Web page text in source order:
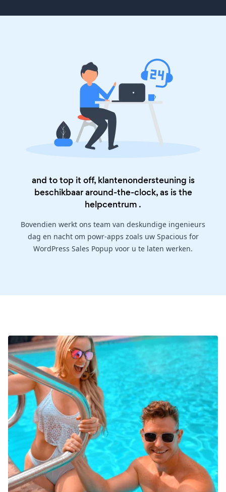
and to top it off, klantenondersteuning is
beschikbaar around-the-clock, as is the
helpcentrum .
Bovendien werkt ons team van deskundige ingenieurs
dag en nacht om powr-apps zoals uw Spacious for
WordPress Sales Popup voor u te laten werken.